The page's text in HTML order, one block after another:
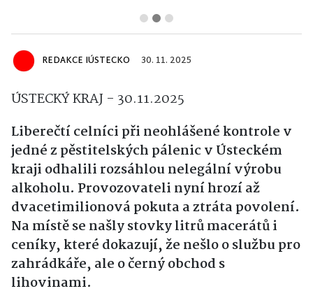
REDAKCE IÚSTECKO 30. 11. 2025
ÚSTECKÝ KRAJ - 30.11.2025
Liberečtí celníci při neohlášené kontrole v
jedné z pěstitelských pálenic v Ústeckém
kraji odhalili rozsáhlou nelegální výrobu
alkoholu. Provozovateli nyní hrozí až
dvacetimilionová pokuta a ztráta povolení.
Na místě se našly stovky litrů macerátů i
ceníky, které dokazují, že nešlo o službu pro
zahrádkáře, ale o černý obchod s
lihovinami.